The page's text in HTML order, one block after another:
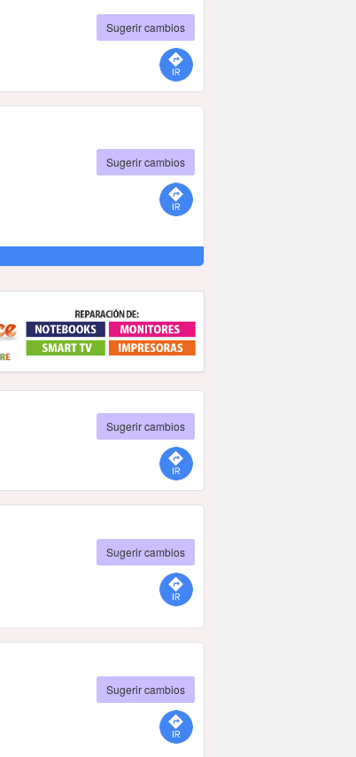
Sugerir cambios
Sugerir cambios
Sugerir cambios
Sugerir cambios
Sugerir cambios